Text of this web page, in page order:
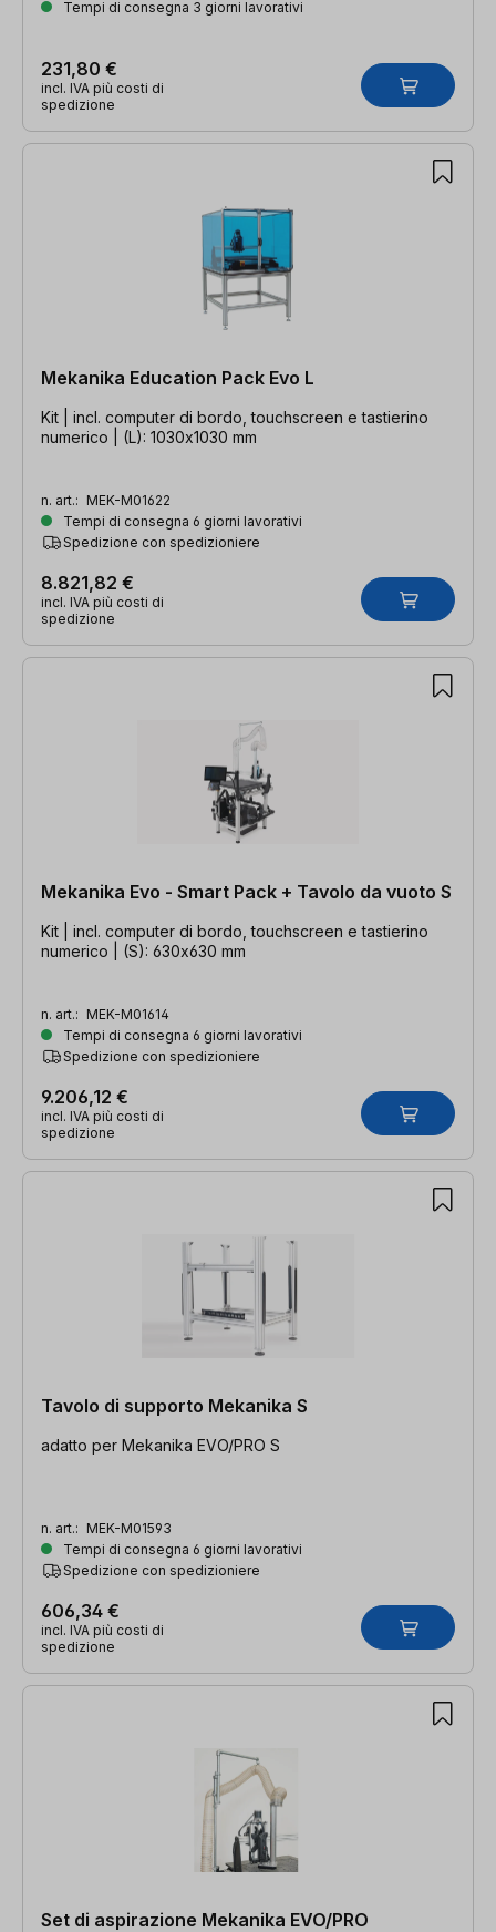
Tempi di consegna 3 giorni lavorativi
231,80 €
incl. IVA più costi di
spedizione
Mekanika Education Pack Evo L
Kit | incl. computer di bordo, touchscreen e tastierino
numerico | (L): 1030x1030 mm
n. art.: MEK-M01622
Tempi di consegna 6 giorni lavorativi
Spedizione con spedizioniere
8.821,82 €
incl. IVA più costi di
spedizione
Mekanika Evo - Smart Pack + Tavolo da vuoto S
Kit | incl. computer di bordo, touchscreen e tastierino
numerico | (S): 630x630 mm
n. art.: MEK-M01614
Tempi di consegna 6 giorni lavorativi
Spedizione con spedizioniere
9.206,12 €
incl. IVA più costi di
spedizione
Tavolo di supporto Mekanika S
adatto per Mekanika EVO/PRO S
n. art.: MEK-M01593
Tempi di consegna 6 giorni lavorativi
Spedizione con spedizioniere
606,34 €
incl. IVA più costi di
spedizione
Set di aspirazione Mekanika EVO/PRO